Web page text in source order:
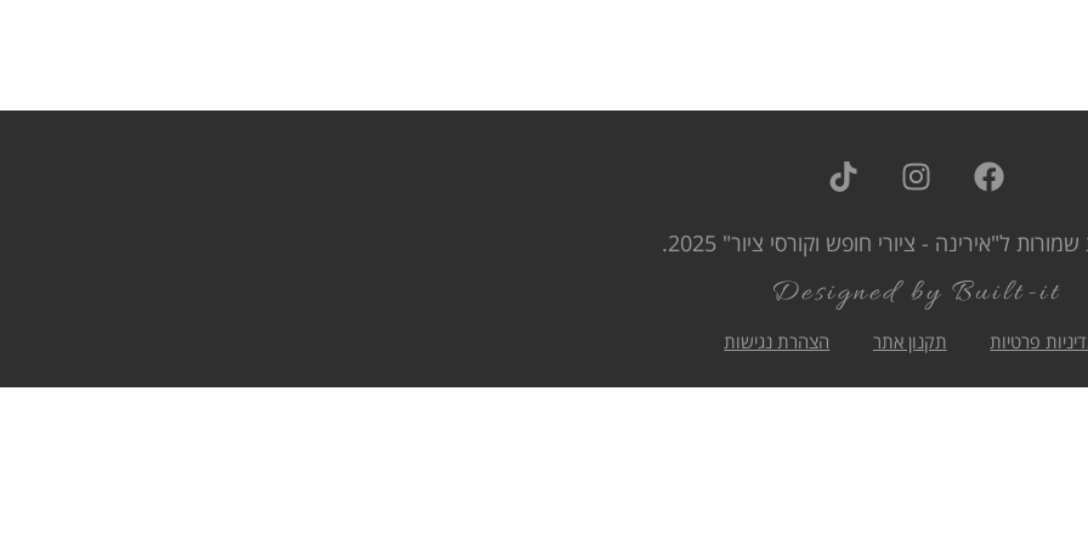
ל"אירינה - ציורי חופש וקורסי ציור" 2025.
Designed by Built-it
פרטיות תקנון אתר הצהרת נגישות